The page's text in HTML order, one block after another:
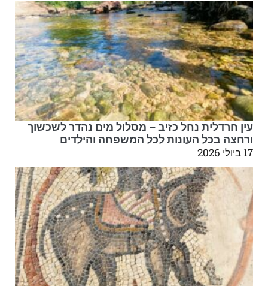
עין חרדלית נחל כזיב – מסלול מים נהדר לשכשוך
ורחצה בכל העונות לכל המשפחה והילדים
17 ביולי 2026